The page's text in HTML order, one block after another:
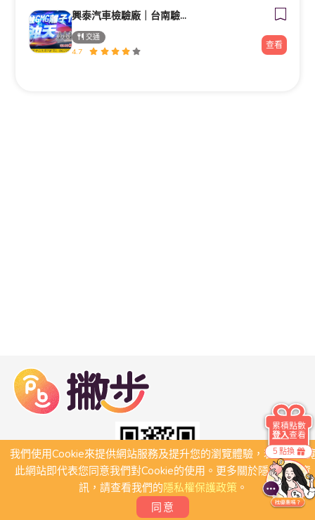
興泰汽車檢驗廠｜台南驗車｜修車｜汽車保養《路馳揚歸仁店》
交通
4.7
查看
我們使用Cookie來提供網站服務及提升您的瀏覽體驗，若繼續瀏
此網站即代表您同意我們對Cookie的使用。更多關於隱私保護資
訊，請查看我們的隱私權保護政策。
同意
5 點換
累積點數
登入查看